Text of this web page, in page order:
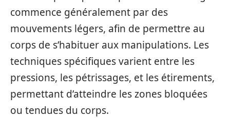
commence généralement par des
mouvements légers, afin de permettre au
corps de s’habituer aux manipulations. Les
techniques spécifiques varient entre les
pressions, les pétrissages, et les étirements,
permettant d’atteindre les zones bloquées
ou tendues du corps.